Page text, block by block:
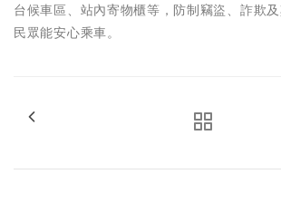
台候車區、站內寄物櫃等，防制竊盜、詐欺
民眾能安心乘車。